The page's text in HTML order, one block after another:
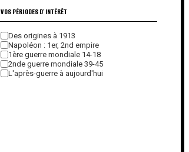
VOS PÉRIODES D'INTÉRÊT
Des origines à 1913
Napoléon : 1er, 2nd empire
1ère guerre mondiale 14-18
2nde guerre mondiale 39-45
L'après-guerre à aujourd'hui